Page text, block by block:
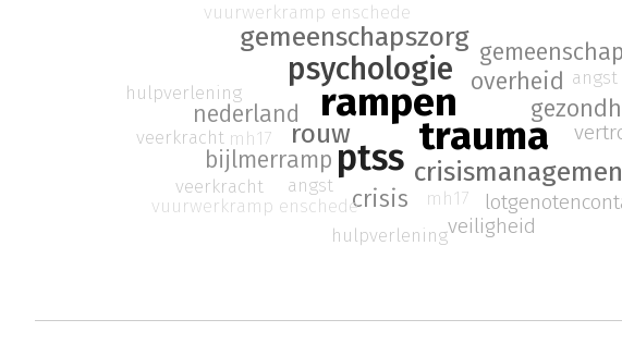
rampen
trauma
ptss
psychologie
rouw
gemeenschapszorg
overheid
crisis
gemeenschap
bijlmerramp
nederland
veiligheid
mh17
hulpverlening
vuurwerkramp enschede
angst
veerkracht
mh17
hulpverlening
vuurwerkramp enschede
angst
veerkracht